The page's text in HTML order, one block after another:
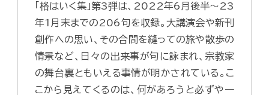
「格はいく集」第3弾は、2022年6月後半～23
年1月末までの206句を収録。大講演会や新刊
創作への思い、その合間を縫っての旅や散歩の
情景など、日々の出来事が句に詠まれ、宗教家
の舞台裏ともいえる事情が明かされている。こ
こから見えてくるのは、何があろうと必ずや一